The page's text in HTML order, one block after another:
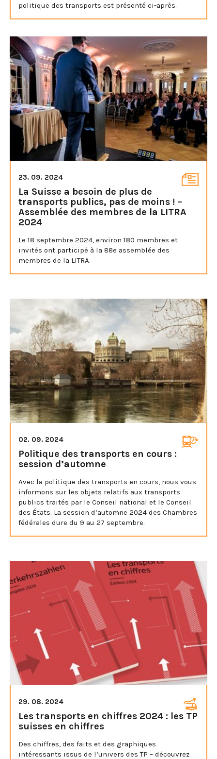
politique des transports est présenté ci-après.
23. 09. 2024
La Suisse a besoin de plus de
transports publics, pas de moins ! –
Assemblée des membres de la LITRA
2024
Le 18 septembre 2024, environ 180 membres et
invités ont participé à la 88e assemblée des
membres de la LITRA.
02. 09. 2024
Politique des transports en cours :
session d’automne
Avec la politique des transports en cours, nous vous
informons sur les objets relatifs aux transports
publics traités par le Conseil national et le Conseil
des États. La session d’automne 2024 des Chambres
fédérales dure du 9 au 27 septembre.
29. 08. 2024
Les transports en chiffres 2024 : les TP
suisses en chiffres
Des chiffres, des faits et des graphiques
intéressants issus de l’univers des TP – découvrez